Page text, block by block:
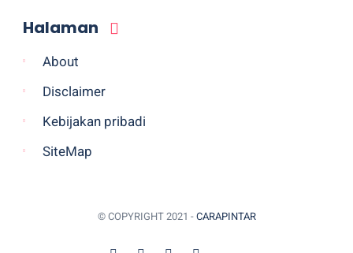
Halaman
About
Disclaimer
Kebijakan pribadi
SiteMap
© COPYRIGHT 2021 - CARAPINTAR